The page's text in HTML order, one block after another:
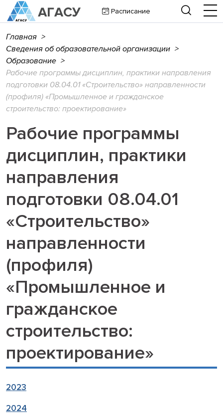
Расписание
Главная >
Сведения об образовательной организации >
Образование >
Рабочие программы дисциплин, практики направления
подготовки 08.04.01 «Строительство» направленности
(профиля) «Промышленное и гражданское
строительство: проектирование»
Рабочие программы
дисциплин, практики
направления
подготовки 08.04.01
«Строительство»
направленности
(профиля)
«Промышленное и
гражданское
строительство:
проектирование»
2023
2024